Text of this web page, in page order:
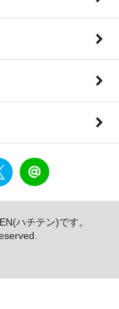
ハチテン)です。